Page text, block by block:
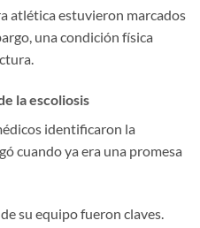
atlética estuvieron marcados
una condición física
la escoliosis
identificaron la
cuando ya era una promesa
su equipo fueron claves.